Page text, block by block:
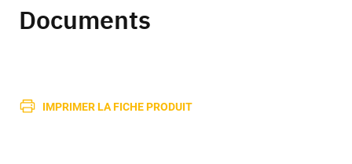
Documents
IMPRIMER LA FICHE PRODUIT